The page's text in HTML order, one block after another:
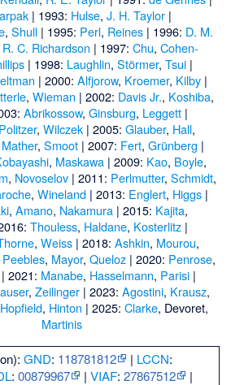
| 1993: Hulse, J. H. Taylor |
, Shull | 1995: Perl, Reines | 1996: D. M.
R. C. Richardson | 1997: Chu, Cohen-
| 1998: Laughlin, Störmer, Tsui |
| 2000: Alfjorow, Kroemer, Kilby|
, Wieman | 2002: Davis Jr., Koshiba,
Abrikossow, Ginsburg, Leggett|
Politzer, Wilczek | 2005: Glauber, Hall,
Mather, Smoot| 2007: Fert, Grünberg |
, Maskawa| 2009: Kao, Boyle,
, Novoselov| 2011: Perlmutter, Schmidt,
, Wineland| 2013: Englert, Higgs|
, Amano, Nakamura | 2015: Kajita,
Thouless, Haldane, Kosterlitz |
, Weiss | 2018: Ashkin, Mourou,
Peebles, Mayor, Queloz| 2020: Penrose,
| 2021: Manabe, Hasselmann, Parisi |
, Zeilinger| 2023: Agostini, Krausz,
Hopfield, Hinton | 2025: Clarke, Devoret,
Martinis
GND: 118781812 | LCCN:
:00879967 |VIAF:27867512 |